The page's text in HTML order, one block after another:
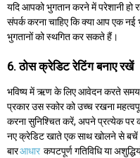
यदि आपको भुगतान करने में परेशानी
संपर्क करना चाहिए कि क्या आप एक
भुगतानों को स्थगित कर सकते हैं।
6. ठोस क्रेडिट रेटिंग बनाए रखें
भविष्य में ऋण के लिए आवेदन करते समय,
प्रकार उस स्कोर को उच्च रखना
करना सुनिश्चित करें, अपने प्रत्येक पर
नए क्रेडिट खाते एक साथ खोलने से
बारआधार कपटपूर्ण गतिविधि या